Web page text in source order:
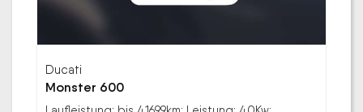
Ducati
Monster 600